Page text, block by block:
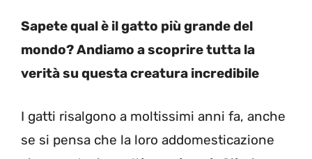
Sapete qual è il gatto più grande del
mondo? Andiamo a scoprire tutta la
verità su questa creatura incredibile
I gatti risalgono a moltissimi anni fa, anche
se si pensa che la loro addomesticazione